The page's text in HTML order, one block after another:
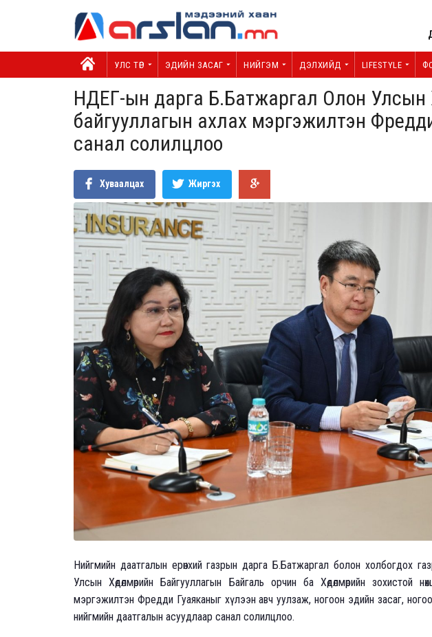
УЛС ТӨР ЭДИЙН ЗАСАГ НИЙГЭМ ДЭЛХИЙД LIFESTYLE
НДЕГ-ын дарга Б.Батжаргал Олон Улсын
байгууллагын ахлах мэргэжилтэн
санал солилцлоо
Хуваалцах Жиргэх
Нийгмийн даатгалын ерөнхий газрын дарга Б.Батжаргал болон холбогдох
Улсын Хөдөлмөрийн Байгууллагын Байгаль орчин ба Хөдөлмөрийн зохистой
мэргэжилтэн Фредди Гуаяканыг хүлээн авч уулзаж, ногоон эдийн засаг,
нийгмийн даатгалын асуудлаар санал солилцлоо.